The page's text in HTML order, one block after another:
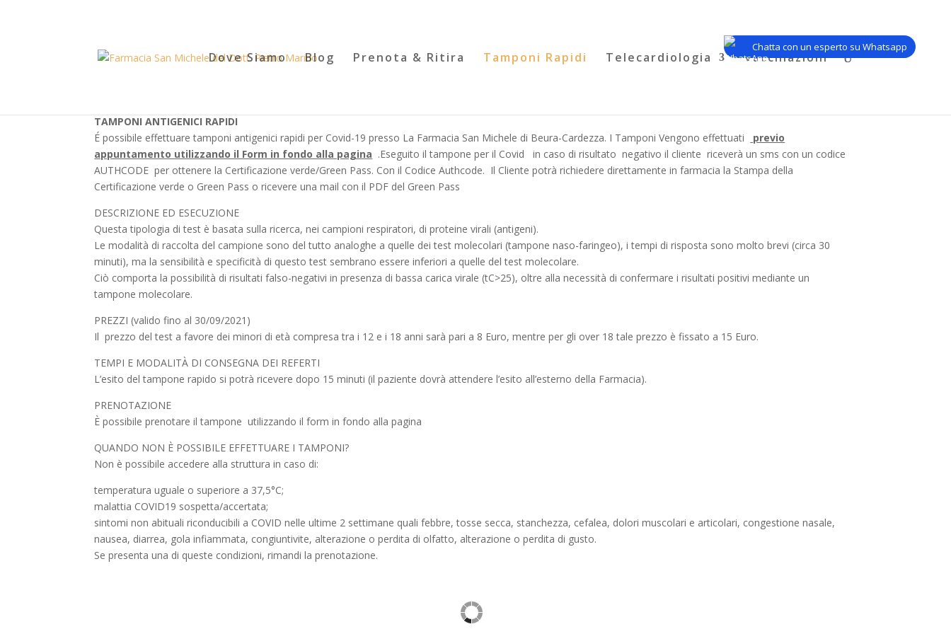
Dove Siamo Blog Prenota & Ritira Tamponi Rapidi Telecardiologia Vaccinazioni
TAMPONI ANTIGENICI RAPIDI
É possibile effettuare tamponi antigenici rapidi per Covid-19 presso La Farmacia San Michele di Beura-Cardezza. I Tamponi Vengono effettuati
previo
appuntamento utilizzando il Form in fondo alla pagina .Eseguito il tampone per il Covid in caso di risultato negativo il cliente riceverà un sms con un codice
AUTHCODE per ottenere la Certificazione verde/Green Pass. Con il Codice Authcode. Il Cliente potrà richiedere direttamente in farmacia la Stampa della
Certificazione verde o Green Pass o ricevere una mail con il PDF del Green Pass
DESCRIZIONE ED ESECUZIONE
Questa tipologia di test è basata sulla ricerca, nei campioni respiratori, di proteine virali (antigeni).
Le modalità di raccolta del campione sono del tutto analoghe a quelle dei test molecolari (tampone naso-faringeo), i tempi di risposta sono molto brevi (circa 30
minuti), ma la sensibilità e specificità di questo test sembrano essere inferiori a quelle del test molecolare.
Ciò comporta la possibilità di risultati falso-negativi in presenza di bassa carica virale (tC>25), oltre alla necessità di confermare i risultati positivi mediante un
tampone molecolare.
PREZZI (valido fino al 30/09/2021)
Il prezzo del test a favore dei minori di età compresa tra i 12 e i 18 anni sarà pari a 8 Euro, mentre per gli over 18 tale prezzo è fissato a 15 Euro.
TEMPI E MODALITÀ DI CONSEGNA DEI REFERTI
L’esito del tampone rapido si potrà ricevere dopo 15 minuti (il paziente dovrà attendere l’esito all’esterno della Farmacia).
PRENOTAZIONE
È possibile prenotare il tampone utilizzando il form in fondo alla pagina
QUANDO NON È POSSIBILE EFFETTUARE I TAMPONI?
Non è possibile accedere alla struttura in caso di:
temperatura uguale o superiore a 37,5°C;
malattia COVID19 sospetta/accertata;
sintomi non abituali riconducibili a COVID nelle ultime 2 settimane quali febbre, tosse secca, stanchezza, cefalea, dolori muscolari e articolari, congestione nasale,
nausea, diarrea, gola infiammata, congiuntivite, alterazione o perdita di olfatto, alterazione o perdita di gusto.
Se presenta una di queste condizioni, rimandi la prenotazione.
Chatta con un esperto su Whatsapp